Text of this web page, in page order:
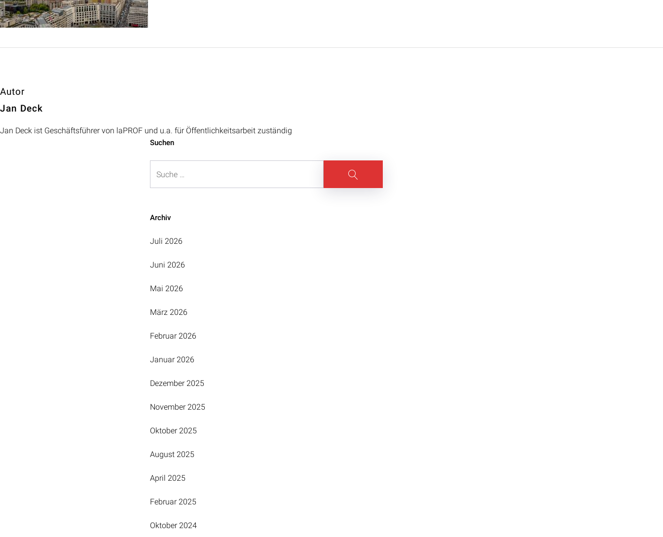
Autor
Jan Deck
Jan Deck ist Geschäftsführer von laPROF und u.a. für Öffentlichkeitsarbeit zuständig
Beitragsnavigation
Suchen
Suche
Archiv
Juli 2026
Juni 2026
Mai 2026
März 2026
Februar 2026
Januar 2026
Dezember 2025
November 2025
Oktober 2025
August 2025
April 2025
Februar 2025
Oktober 2024